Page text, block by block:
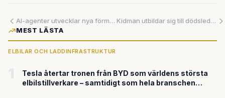
AI-agenter utvecklar nya förmågor – lär sig samarbeta i team och omvärdera sin egen kod
Kidman utbildar sig till dödsledsagare – så formar privat sorg Hollywoods stjärnor
MEST LÄSTA
ELBILAR OCH LADDINFRASTRUKTUR
Tesla återtar tronen från BYD som världens största
elbilstillverkare – samtidigt som hela branschen